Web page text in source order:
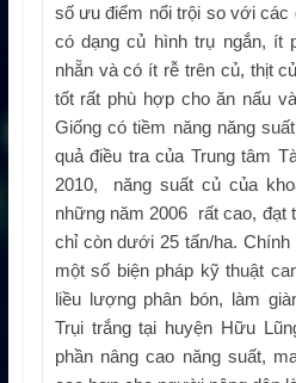
số ưu điểm nổi trội so với các
có dạng củ hình trụ ngắn, ít
nhẵn và có ít rễ trên củ, thịt
tốt rất phù hợp cho ăn nấu
Giống có tiềm năng năng
quả điều tra của Trung tâm
2010, năng suất củ của
những năm 2006 rất cao, đạt
chỉ còn dưới 25 tấn/ha.
một số biện pháp kỹ thuật
liều lượng phân bón, làm
Trụi trắng tại huyện Hữu
phần nâng cao năng suất,